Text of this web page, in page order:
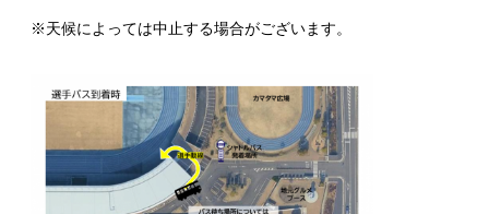
※天候によっては中止する場合がございます。